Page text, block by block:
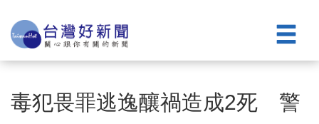
毒犯畏罪逃逸釀禍造成2死 警